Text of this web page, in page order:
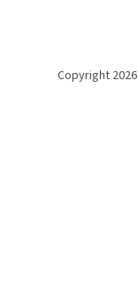
Copyright 2026